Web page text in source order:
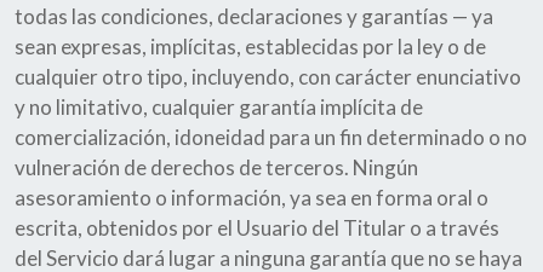
todas las condiciones, declaraciones y garantías — ya
sean expresas, implícitas, establecidas por la ley o de
cualquier otro tipo, incluyendo, con carácter enunciativo
y no limitativo, cualquier garantía implícita de
comercialización, idoneidad para un fin determinado o no
vulneración de derechos de terceros. Ningún
asesoramiento o información, ya sea en forma oral o
escrita, obtenidos por el Usuario del Titular o a través
del Servicio dará lugar a ninguna garantía que no se haya